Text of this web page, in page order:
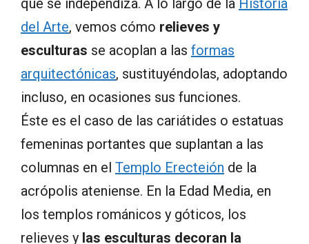
del Arte, vemos cómo relieves y
esculturas se acoplan a las formas
arquitectónicas, sustituyéndolas, adoptando
incluso, en ocasiones sus funciones.
Éste es el caso de las cariátides o estatuas
femeninas portantes que suplantan a las
columnas en el Templo Erecteión de la
acrópolis ateniense. En la Edad Media, en
los templos románicos y góticos, los
relieves y las esculturas decoran la